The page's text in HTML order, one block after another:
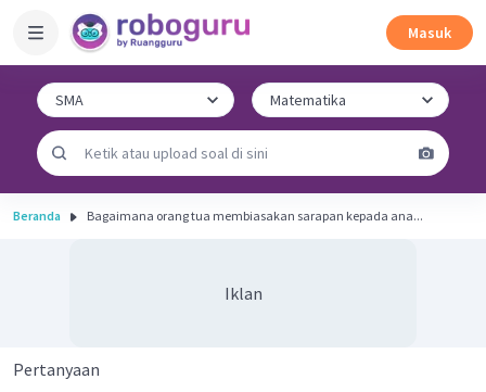
Masuk
Beranda Bagaimana orang tua membiasakan sarapan kepada ana...
Iklan
Pertanyaan